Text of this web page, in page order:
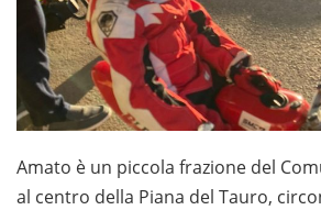
Amato è un piccola frazione del
al centro della Piana del Tauro,